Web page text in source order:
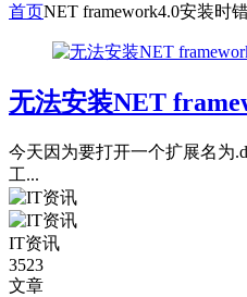
首页NET framework4.0安装时
无法安装NET
今天因为要打开一个扩展名为
工...
IT资讯
3523
文章